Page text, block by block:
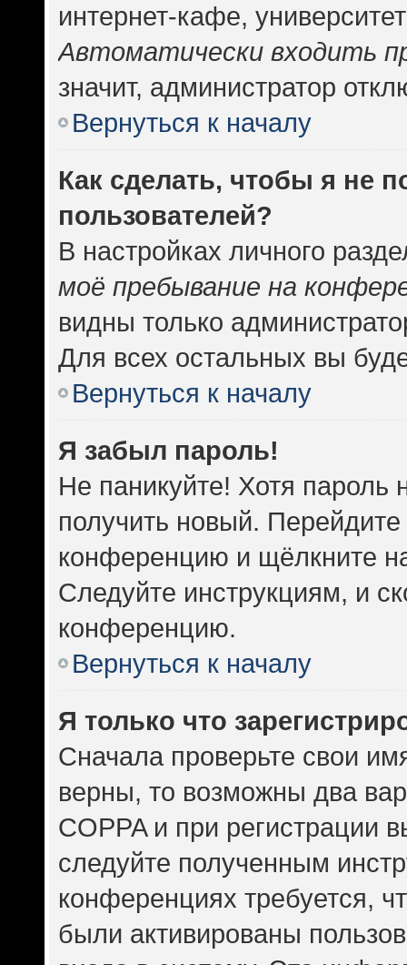
интернет-кафе,
Автоматически входить
значит, администратор
Вернуться к началу
Как сделать, чтобы я не
пользователей?
В настройках личного
моё пребывание на
видны только
Для всех остальных вы
Вернуться к началу
Я забыл пароль!
Не паникуйте! Хотя пароль
получить новый.
конференцию и щёлкните
Следуйте инструкциям, и
конференцию.
Вернуться к началу
Я только что
Сначала проверьте свои
верны, то возможны два
COPPA и при регистрации
следуйте полученным
конференциях требуется,
были активированы